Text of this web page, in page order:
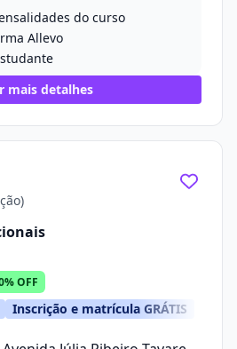
do curso
Allevo
mais detalhes
OFF
Inscrição e matrícula GRÁTIS